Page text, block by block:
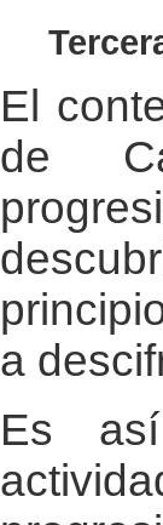
El
de
a
Es